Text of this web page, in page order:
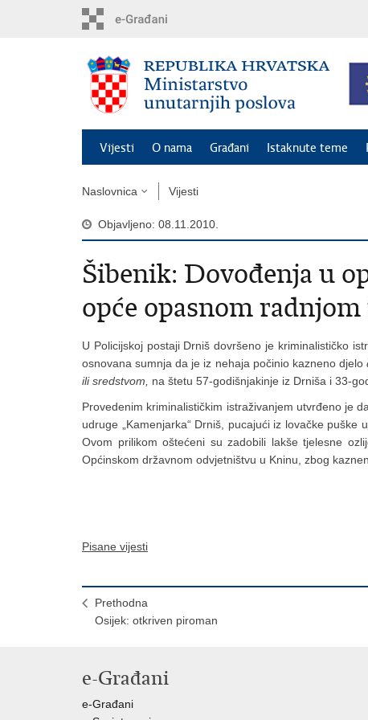
Vijesti O nama Građani Istaknute teme
Naslovnica Vijesti
Objavljeno: 08.11.2010.
Šibenik: Dovođenja u
opće opasnom
U Policijskoj postaji Drniš dovršeno je kriminalističko
osnovana sumnja da je iz nehaja počinio kazneno djelo
ili sredstvom,
na štetu 57-godišnjakinje iz Drniša i 33-
Provedenim kriminalističkim istraživanjem utvrđeno je
udruge „Kamenjarka“ Drniš, pucajući iz lovačke
Ovom prilikom oštećeni su zadobili lakše tjelesne
Općinskom državnom odvjetništvu u Kninu, zbog
Pisane vijesti
Prethodna
Osijek: otkriven piroman
e-Građani
e-Građani